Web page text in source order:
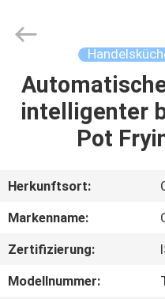
HAUS
PRODUKTE
VIDEOS
UNS
equipments
limited.
intelligenter
Pot
Herkunftsort:
Markenname:
Zertifizierung:
Modellnummer: